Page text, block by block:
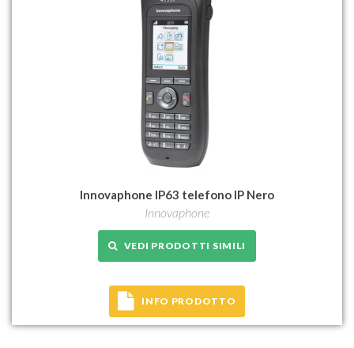
Innovaphone IP63 telefono IP Nero
Innovaphone
VEDI PRODOTTI SIMILI
INFO PRODOTTO